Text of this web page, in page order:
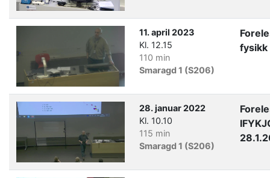
11. april 2023
Kl. 12.15
110 min
Smaragd 1 (S206)
fysikk
28. januar 2022
Kl. 10.10
115 min
Smaragd 1 (S206)